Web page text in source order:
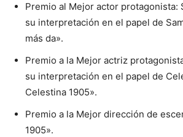
Premio al Mejor actor protagonista:
su interpretación en el papel de
más da».
Premio a la Mejor actriz
su interpretación en el papel de
Celestina 1905».
Premio a la Mejor dirección de
1905».